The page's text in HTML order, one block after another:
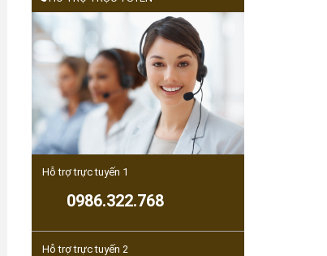
Hỗ trợ trực tuyến 1
0986.322.768
Hỗ trợ trực tuyến 2